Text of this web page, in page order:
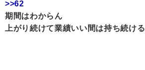
>>62
期間はわからん
上がり続けて業績いい間は持ち続ける